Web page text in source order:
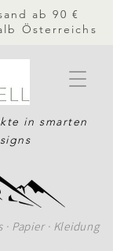
ab 90 €
Österreichs
· Papier · Kleidung
in smarten